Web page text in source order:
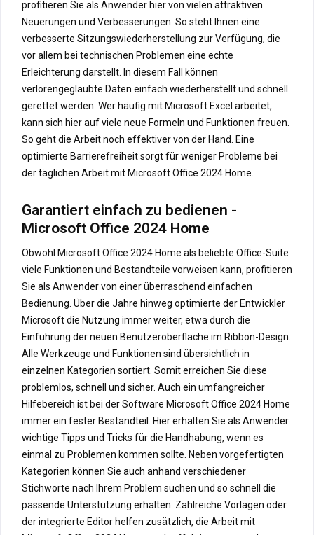
profitieren Sie als Anwender hier von vielen attraktiven
Neuerungen und Verbesserungen. So steht Ihnen eine
verbesserte Sitzungswiederherstellung zur Verfügung, die
vor allem bei technischen Problemen eine echte
Erleichterung darstellt. In diesem Fall können
verlorengeglaubte Daten einfach wiederherstellt und schnell
gerettet werden. Wer häufig mit Microsoft Excel arbeitet,
kann sich hier auf viele neue Formeln und Funktionen freuen.
So geht die Arbeit noch effektiver von der Hand. Eine
optimierte Barrierefreiheit sorgt für weniger Probleme bei
der täglichen Arbeit mit Microsoft Office 2024 Home.
Garantiert einfach zu bedienen -
Microsoft Office 2024 Home
Obwohl Microsoft Office 2024 Home als beliebte Office-Suite
viele Funktionen und Bestandteile vorweisen kann, profitieren
Sie als Anwender von einer überraschend einfachen
Bedienung. Über die Jahre hinweg optimierte der Entwickler
Microsoft die Nutzung immer weiter, etwa durch die
Einführung der neuen Benutzeroberfläche im Ribbon-Design.
Alle Werkzeuge und Funktionen sind übersichtlich in
einzelnen Kategorien sortiert. Somit erreichen Sie diese
problemlos, schnell und sicher. Auch ein umfangreicher
Hilfebereich ist bei der Software Microsoft Office 2024 Home
immer ein fester Bestandteil. Hier erhalten Sie als Anwender
wichtige Tipps und Tricks für die Handhabung, wenn es
einmal zu Problemen kommen sollte. Neben vorgefertigten
Kategorien können Sie auch anhand verschiedener
Stichworte nach Ihrem Problem suchen und so schnell die
passende Unterstützung erhalten. Zahlreiche Vorlagen oder
der integrierte Editor helfen zusätzlich, die Arbeit mit